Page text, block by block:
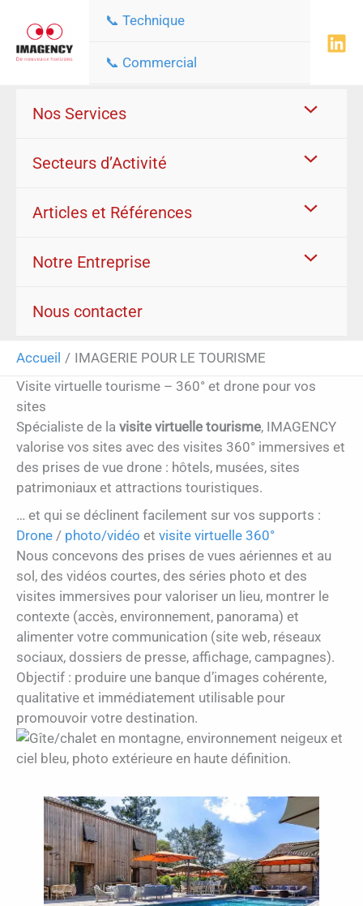
contenu
📞 Technique
📞 Commercial
Nos Services
Secteurs d’Activité
Articles et Références
Notre Entreprise
Nous contacter
Accueil
IMAGERIE POUR LE TOURISME
Visite virtuelle tourisme – 360° et drone pour vos
sites
Spécialiste de la visite virtuelle tourisme, IMAGENCY
valorise vos sites avec des visites 360° immersives et
des prises de vue drone : hôtels, musées, sites
patrimoniaux et attractions touristiques.
… et qui se déclinent facilement sur vos supports :
Drone / photo/vidéo et visite virtuelle 360°
Nous concevons des prises de vues aériennes et au
sol, des vidéos courtes, des séries photo et des
visites immersives pour valoriser un lieu, montrer le
contexte (accès, environnement, panorama) et
alimenter votre communication (site web, réseaux
sociaux, dossiers de presse, affichage, campagnes).
Objectif : produire une banque d’images cohérente,
qualitative et immédiatement utilisable pour
promouvoir votre destination.